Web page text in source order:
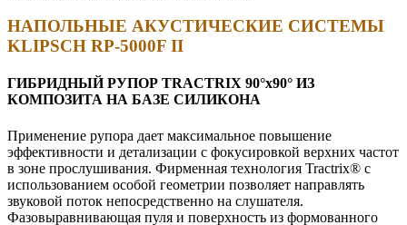
НАПОЛЬНЫЕ АКУСТИЧЕСКИЕ СИСТЕМЫ
KLIPSCH RP-5000F II
ГИБРИДНЫЙ РУПОР TRACTRIX 90°х90° ИЗ
КОМПОЗИТА НА БАЗЕ СИЛИКОНА
Применение рупора дает максимальное повышение
эффективности и детализации с фокусировкой верхних частот
в зоне прослушивания. Фирменная технология Tractrix® с
использованием особой геометрии позволяет направлять
звуковой поток непосредственно на слушателя.
Фазовыравнивающая пуля и поверхность из формованного